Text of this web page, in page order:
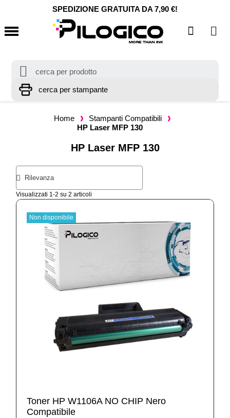
SPEDIZIONE GRATUITA DA 7,90 €!
Home
Stampanti Compatibili
HP Laser MFP 130
HP Laser MFP 130
Visualizzati 1-2 su 2 articoli
Non disponibile
Toner HP W1106A NO CHIP Nero
Compatibile